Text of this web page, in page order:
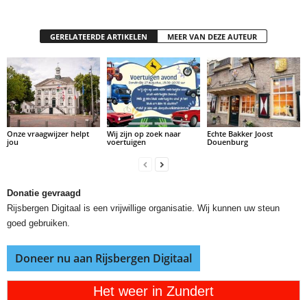
GERELATEERDE ARTIKELEN MEER VAN DEZE AUTEUR
Onze vraagwijzer helpt
jou
Wij zijn op zoek naar
voertuigen
Echte Bakker Joost
Douenburg
Donatie gevraagd
Rijsbergen Digitaal is een vrijwillige organisatie. Wij kunnen uw steun
goed gebruiken.
Doneer nu aan Rijsbergen Digitaal
Het weer in Zundert